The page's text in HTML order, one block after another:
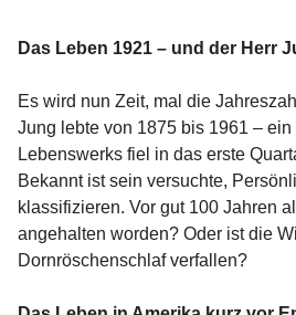
Das Leben 1921 – und der Herr
Es wird nun Zeit, mal die
Jung lebte von 1875 bis 1961 –
Lebenswerks fiel in das erste
Bekannt ist sein versuchte,
klassifizieren. Vor gut 100 Jahren
angehalten worden? Oder ist die
Dornröschenschlaf verfallen?